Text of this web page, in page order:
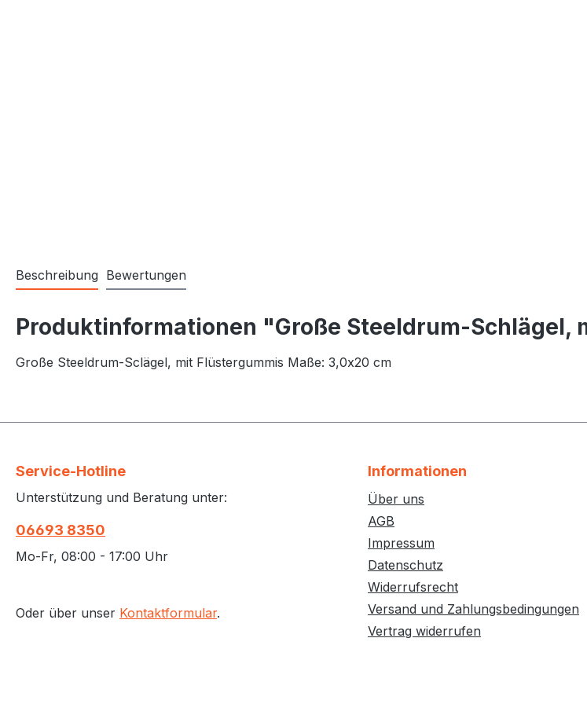
Beschreibung Bewertungen
Produktinformationen "Große Steeldrum-Schlägel,
Große Steeldrum-Sclägel, mit Flüstergummis Maße: 3,0x20 cm
Service-Hotline
Unterstützung und Beratung unter:
06693 8350
Mo-Fr, 08:00 - 17:00 Uhr
Oder über unser Kontaktformular.
Informationen
Über uns
AGB
Impressum
Datenschutz
Widerrufsrecht
Versand und Zahlungsbedingungen
Vertrag widerrufen